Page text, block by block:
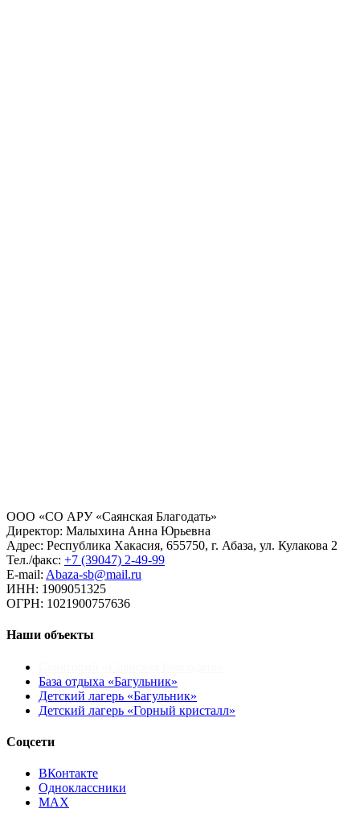
ООО «СО АРУ «Саянская Благодать»
Директор: Малыхина Анна Юрьевна
Адрес: Республика Хакасия, 655750, г. Абаза, ул. Кулакова 2
Тел./факс: +7 (39047) 2-49-99
E-mail: Abaza-sb@mail.ru
ИНН: 1909051325
ОГРН: 1021900757636
Наши объекты
База отдыха «Багульник»
Детский лагерь «Багульник»
Детский лагерь «Горный кристалл»
Соцсети
ВКонтакте
Одноклассники
MAX